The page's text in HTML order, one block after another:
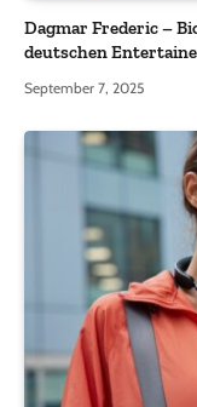
Dagmar Frederic –
deutschen
September 7, 2025